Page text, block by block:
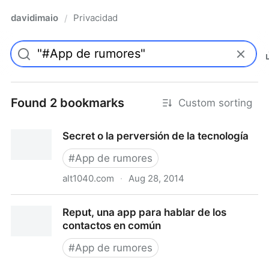
davidimaio / Privacidad
Found 2 bookmarks Custom sorting
Secret o la perversión de la tecnología
#App de rumores
alt1040.com · Aug 28, 2014
Reput, una app para hablar de los
contactos en común
#App de rumores